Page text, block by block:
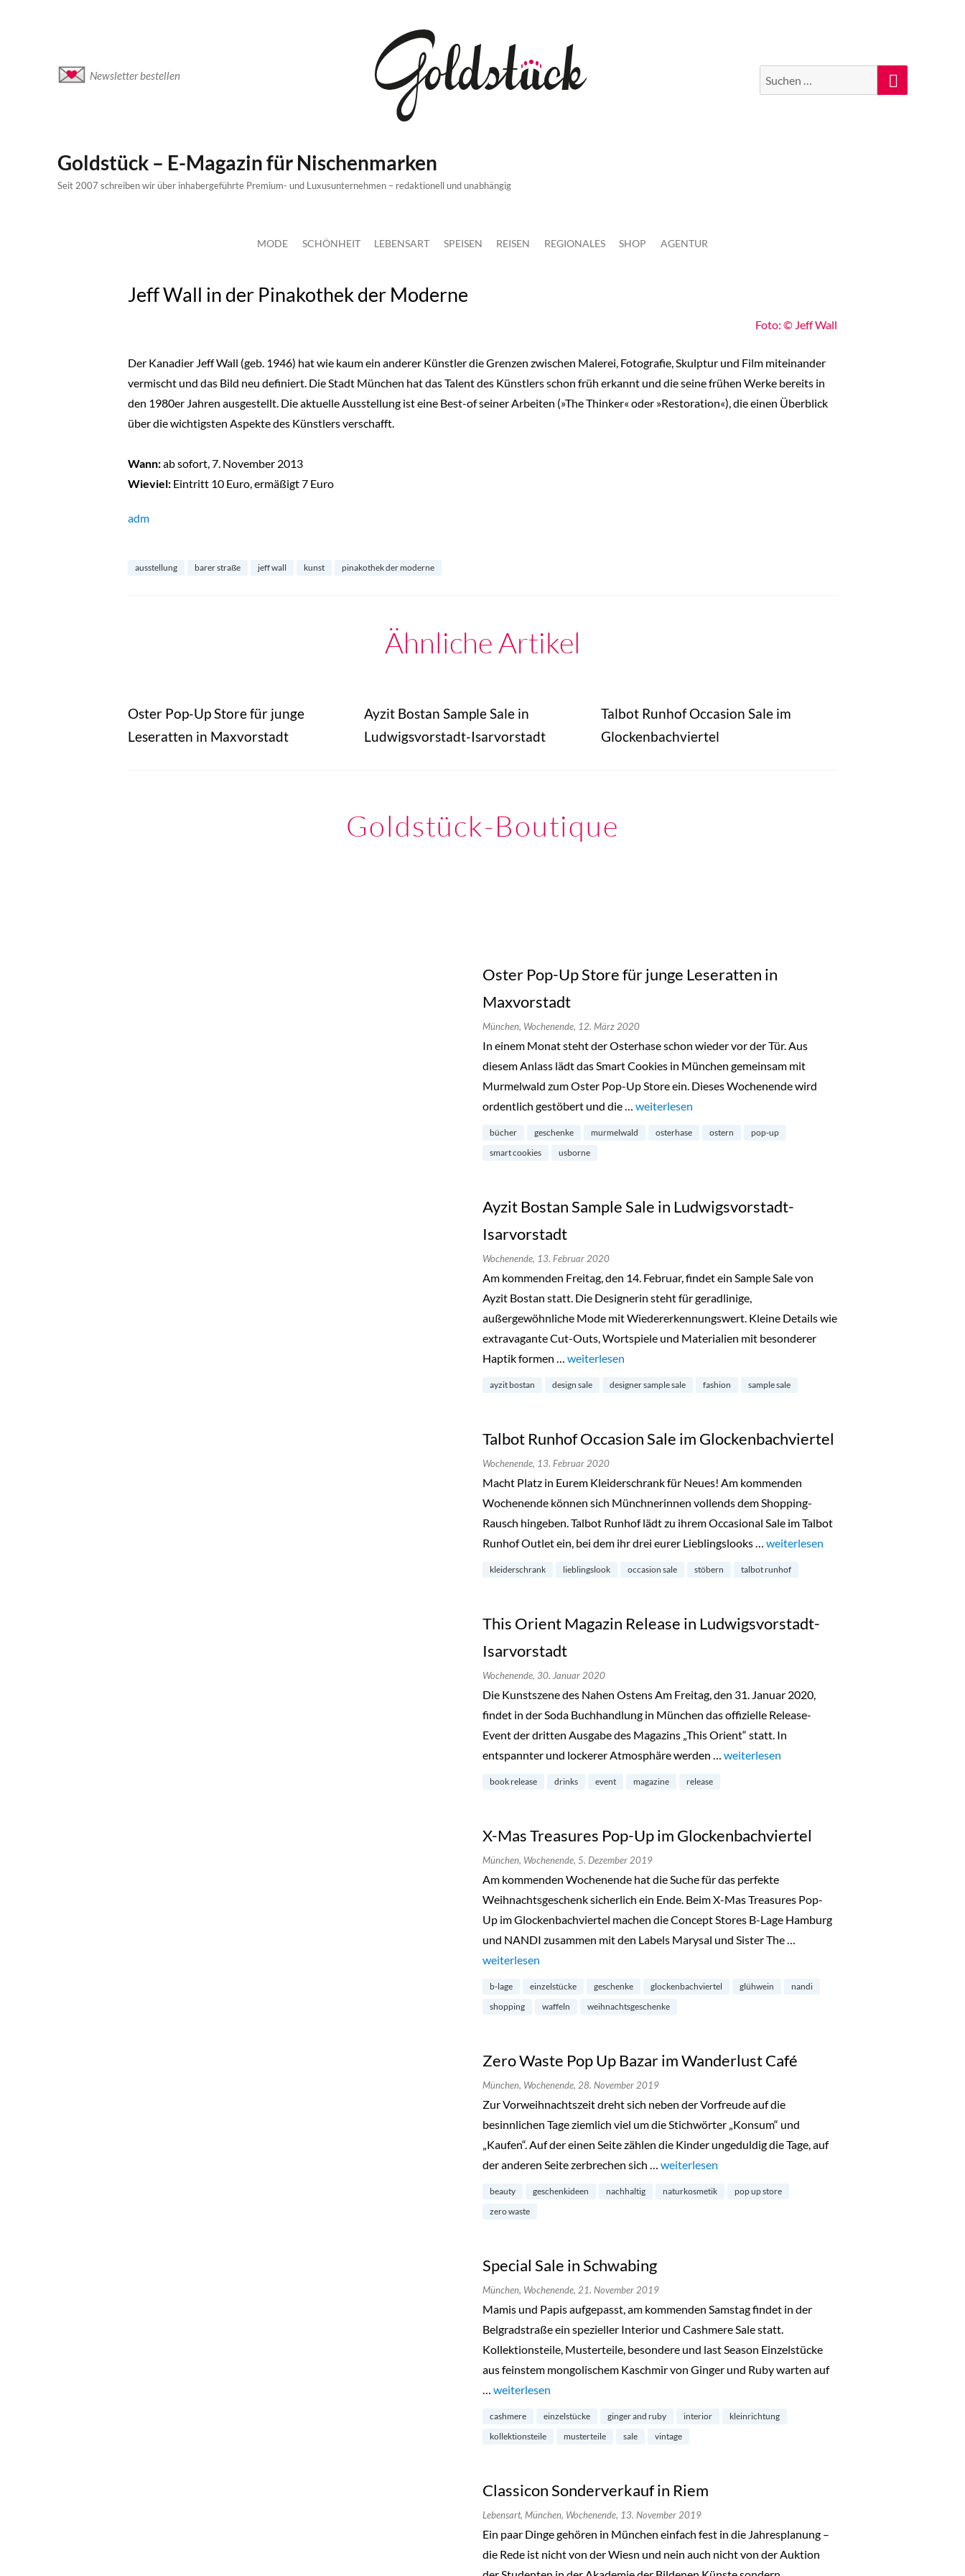
Newsletter bestellen
Suche
nach:
Suchen
Goldstück – E-Magazin für Nischenmarken
Seit 2007 schreiben wir über inhabergeführte Premium- und Luxusunternehmen – redaktionell und unabhängig
MODE SCHÖNHEIT LEBENSART SPEISEN REISEN REGIONALES SHOP AGENTUR
Jeff Wall in der Pinakothek der Moderne
Foto: © Jeff Wall
Der Kanadier Jeff Wall (geb. 1946) hat wie kaum ein anderer Künstler die Grenzen zwischen Malerei, Fotografie, Skulptur und Film miteinander
vermischt und das Bild neu definiert. Die Stadt München hat das Talent des Künstlers schon früh erkannt und die seine frühen Werke bereits in
den 1980er Jahren ausgestellt. Die aktuelle Ausstellung ist eine Best-of seiner Arbeiten (»The Thinker« oder »Restoration«), die einen Überblick
über die wichtigsten Aspekte des Künstlers verschafft.
Wann:ab sofort, 7. November 2013
Wieviel: Eintritt 10 Euro, ermäßigt 7 Euro
adm
ausstellung barer straße jeff wall kunst pinakothek der moderne
Ähnliche Artikel
Oster Pop-Up Store für junge
Leseratten in Maxvorstadt
Ayzit Bostan Sample Sale in
Ludwigsvorstadt-Isarvorstadt
Talbot Runhof Occasion Sale im
Glockenbachviertel
Goldstück-Boutique
Oster Pop-Up Store für junge Leseratten in
Maxvorstadt
München, Wochenende, 12. März 2020
In einem Monat steht der Osterhase schon wieder vor der Tür. Aus
diesem Anlass lädt das Smart Cookies in München gemeinsam mit
Murmelwald zum Oster Pop-Up Store ein. Dieses Wochenende wird
ordentlich gestöbert und die … „Oster Pop-Up Store für junge Leseratten in Maxvorstadt“
weiterlesen
bücher geschenke murmelwald osterhase ostern
pop-up
smart cookies
usborne
Ayzit Bostan Sample Sale in Ludwigsvorstadt-
Isarvorstadt
Wochenende, 13. Februar 2020
Am kommenden Freitag, den 14. Februar, findet ein Sample Sale von
Ayzit Bostan statt. Die Designerin steht für geradlinige,
außergewöhnliche Mode mit Wiedererkennungswert. Kleine Details wie
extravagante Cut-Outs, Wortspiele und Materialien mit besonderer
Haptik formen … „Ayzit Bostan Sample Sale in Ludwigsvorstadt-Isarvorstadt“
weiterlesen
ayzit bostan design sale designer sample sale fashion sample sale
Talbot Runhof Occasion Sale im Glockenbachviertel
Wochenende, 13. Februar 2020
Macht Platz in Eurem Kleiderschrank für Neues! Am kommenden
Wochenende können sich Münchnerinnen vollends dem Shopping-
Rausch hingeben. Talbot Runhof lädt zu ihrem Occasional Sale im Talbot
Runhof Outlet ein, bei dem ihr drei eurer Lieblingslooks … „Talbot Runhof Occasion Sale im
weiterlesen
kleiderschrank lieblingslook occasion sale stöbern talbot runhof
This Orient Magazin Release in Ludwigsvorstadt-
Isarvorstadt
Wochenende, 30. Januar 2020
Die Kunstszene des Nahen Ostens Am Freitag, den 31. Januar 2020,
findet in der Soda Buchhandlung in München das offizielle Release-
Event der dritten Ausgabe des Magazins „This Orient“ statt. In
entspannter und lockerer Atmosphäre werden … „This Orient Magazin Release in
weiterlesen
book release drinks event magazine release
X-Mas Treasures Pop-Up im Glockenbachviertel
München, Wochenende, 5. Dezember 2019
Am kommenden Wochenende hat die Suche für das perfekte
Weihnachtsgeschenk sicherlich ein Ende. Beim X-Mas Treasures Pop-
Up im Glockenbachviertel machen die Concept Stores B-Lage Hamburg
und NANDI zusammen mit den Labels Marysal und Sister The …
„X-Mas Treasures Pop-Up im Glockenbachviertel“
weiterlesen
b-lage einzelstücke geschenke glockenbachviertel glühwein
nandi
shopping
waffeln weihnachtsgeschenke
Zero Waste Pop Up Bazar im Wanderlust Café
München, Wochenende, 28. November 2019
Zur Vorweihnachtszeit dreht sich neben der Vorfreude auf die
besinnlichen Tage ziemlich viel um die Stichwörter „Konsum“ und
„Kaufen“. Auf der einen Seite zählen die Kinder ungeduldig die Tage, auf
der anderen Seite zerbrechen sich … „Zero Waste Pop Up Bazar im Wanderlust Café“
weiterlesen
beauty geschenkideen nachhaltig naturkosmetik
pop up store
zero waste
Special Sale in Schwabing
München, Wochenende, 21. November 2019
Mamis und Papis aufgepasst, am kommenden Samstag findet in der
Belgradstraße ein spezieller Interior und Cashmere Sale statt.
Kollektionsteile, Musterteile, besondere und last Season Einzelstücke
aus feinstem mongolischem Kaschmir von Ginger und Ruby warten auf
… „Special Sale in Schwabing“
weiterlesen
cashmere einzelstücke ginger and ruby interior
kleinrichtung
kollektionsteile
musterteile sale vintage
Classicon Sonderverkauf in Riem
Lebensart, München, Wochenende, 13. November 2019
Ein paar Dinge gehören in München einfach fest in die Jahresplanung –
die Rede ist nicht von der Wiesn und nein auch nicht von der Auktion